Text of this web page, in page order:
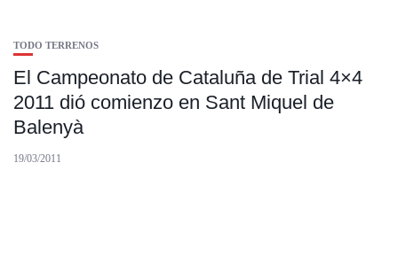
TODO TERRENOS
El Campeonato de Cataluña de Trial 4×4
2011 dió comienzo en Sant Miquel de
Balenyà
19/03/2011